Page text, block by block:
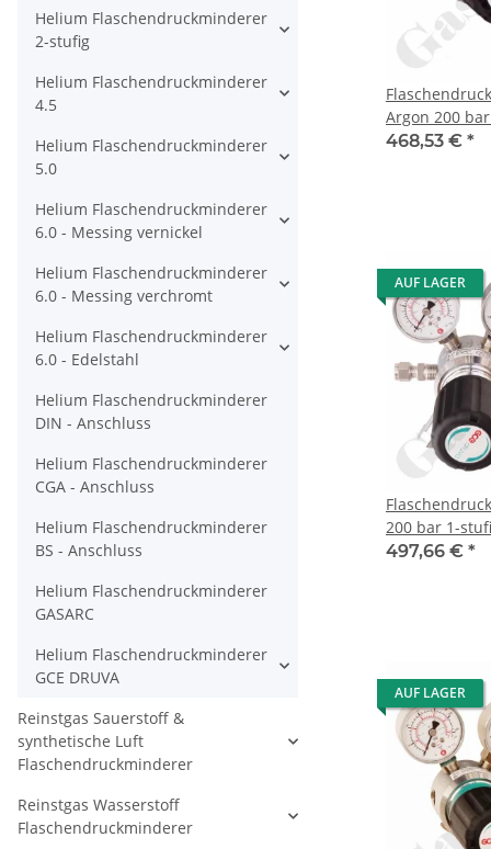
Argon 200 bar 1-stufig bis 200
bar regelbar -
Druva
468,53 € *
AUF LAGER
200 bar 1-
regelbar -
497,66 € *
AUF LAGER
Helium Flaschendruckminderer
2-stufig
Helium Flaschendruckminderer
4.5
Helium Flaschendruckminderer
5.0
Helium Flaschendruckminderer
6.0 - Messing vernickel
Helium Flaschendruckminderer
6.0 - Messing verchromt
Helium Flaschendruckminderer
6.0 - Edelstahl
Helium Flaschendruckminderer
DIN - Anschluss
Helium Flaschendruckminderer
CGA - Anschluss
Helium Flaschendruckminderer
BS - Anschluss
Helium Flaschendruckminderer
GASARC
Helium Flaschendruckminderer
GCE DRUVA
Reinstgas Sauerstoff &
synthetische Luft
Flaschendruckminderer
Reinstgas Wasserstoff
Flaschendruckminderer